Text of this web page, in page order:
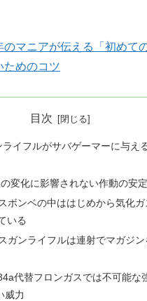
のマニアが伝える「初めて
ためのコツ
目次
イフルがサバゲーマーに与え
変化に影響されない作動の安
ボンベの中ははじめから気化
いる
ガンライフルは連射でマガジン
代替フロンガスでは不可能な
威力